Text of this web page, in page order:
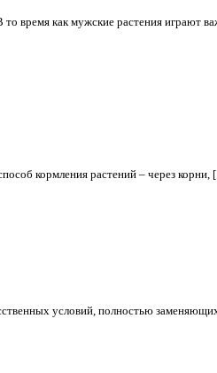
время как мужские растения играют
кормления растений – через
условий, полностью